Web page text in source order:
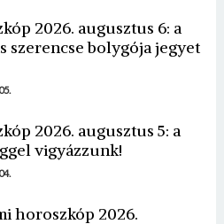
2026. augusztus 6: a
szerencse bolygója jegyet
2026. augusztus 5: a
vigyázzunk!
horoszkóp 2026.